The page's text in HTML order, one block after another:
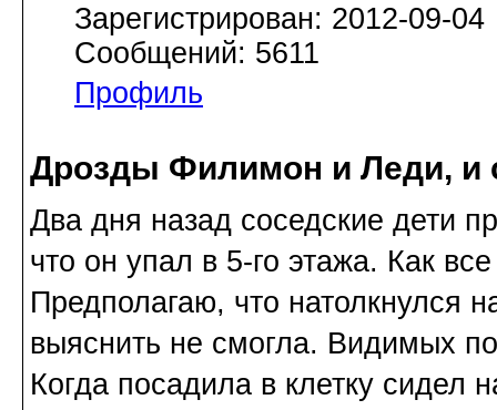
Зарегистрирован: 2012-09-04
Сообщений: 5611
Профиль
Дрозды Филимон и Леди, и
Два дня назад соседские дети
что он упал в 5-го этажа. Как
Предполагаю, что натолкнулся
выяснить не смогла. Видимых
Когда посадила в клетку